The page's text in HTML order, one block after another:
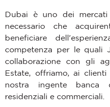
Dubai è uno dei
necessario che
beneficiare
competenza per le quali
collaborazione con gli
Estate, offriamo, ai
nostra ingente
residenziali e commerciali.